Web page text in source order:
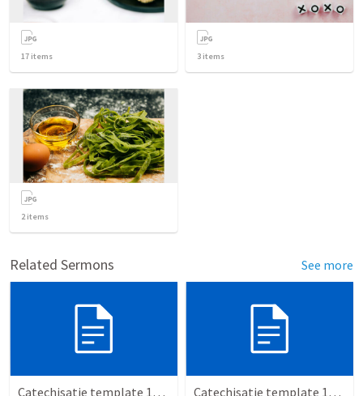
17 items 3 items
2items
Related Sermons See more
Catechisatie template 12-15 jaar (15) Catechisatie template 12-15 jaar (26)